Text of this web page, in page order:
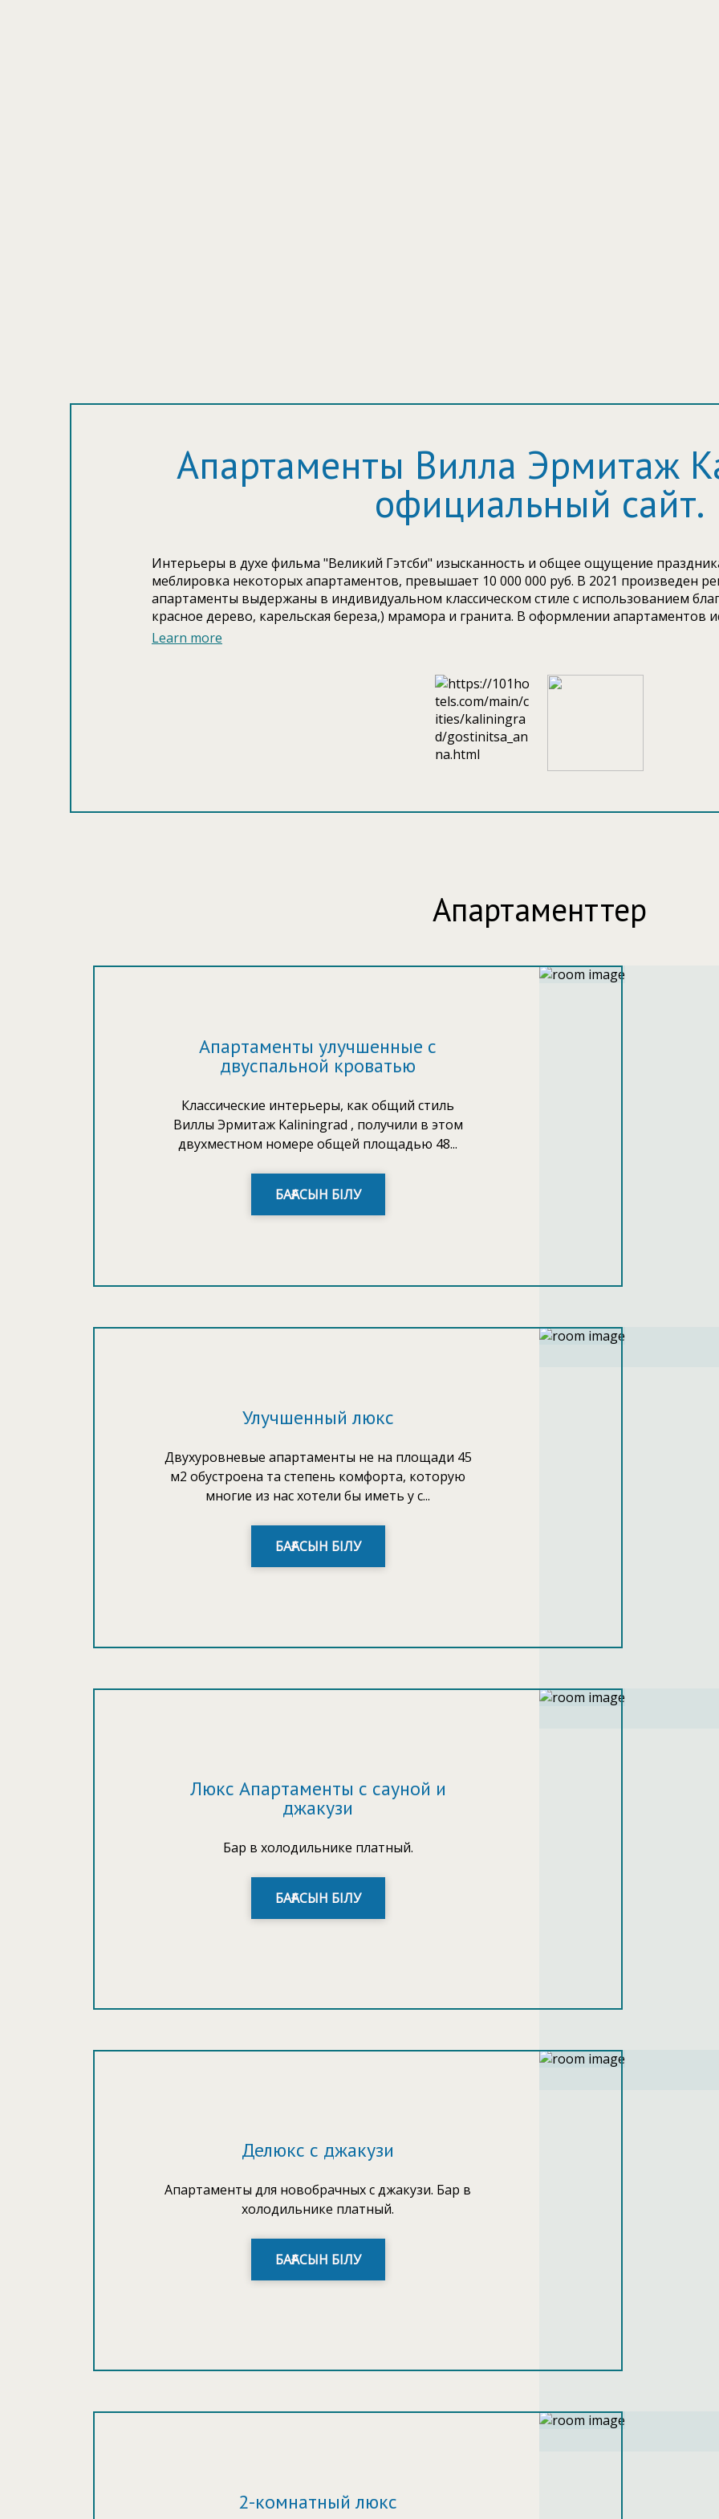
Апартаменты Вилла Эрмитаж
официальный сайт.
Интерьеры в духе фильма "Великий Гэтсби" изысканность и общее ощущение
меблировка некоторых апартаментов, превышает 10 000 000 руб. В 2021 произведен
апартаменты выдержаны в индивидуальном классическом стиле с использованием
красное дерево, карельская береза,) мрамора и гранита. В оформлении апартаментов
аксессуары, в стиле Art Deco,- Maitland Smith,Theodore Alexander, также здесь
потолка достигающей четырех метров. Межкомнатные двери изготовлены из ясеня ,
дерева. Матрасы с эффектом памяти, в качестве наполнителя отличаются повышенным
помещения в апартаментах, оборудованы телевизорами с плоским экраном и
комнатах установлена элитная английская и итальянская сантехника Ceramica
-зона оформлена в старинном стиле с действующим камином, потолком из мореного
Learn more
Апартаменттер
Апартаменты улучшенные с
двуспальной кроватью
Классические интерьеры, как общий стиль
Виллы Эрмитаж Kaliningrad , получили в этом
двухместном номере общей площадью 48...
БАҒАСЫН БІЛУ
Улучшенный люкс
Двухуровневые апартаменты не на площади 45
м2 обустроена та степень комфорта, которую
многие из нас хотели бы иметь у с...
БАҒАСЫН БІЛУ
Люкс Апартаменты с сауной и
джакузи
Бар в холодильнике платный.
БАҒАСЫН БІЛУ
Делюкс с джакузи
Апартаменты для новобрачных с джакузи. Бар в
холодильнике платный.
БАҒАСЫН БІЛУ
2-комнатный люкс